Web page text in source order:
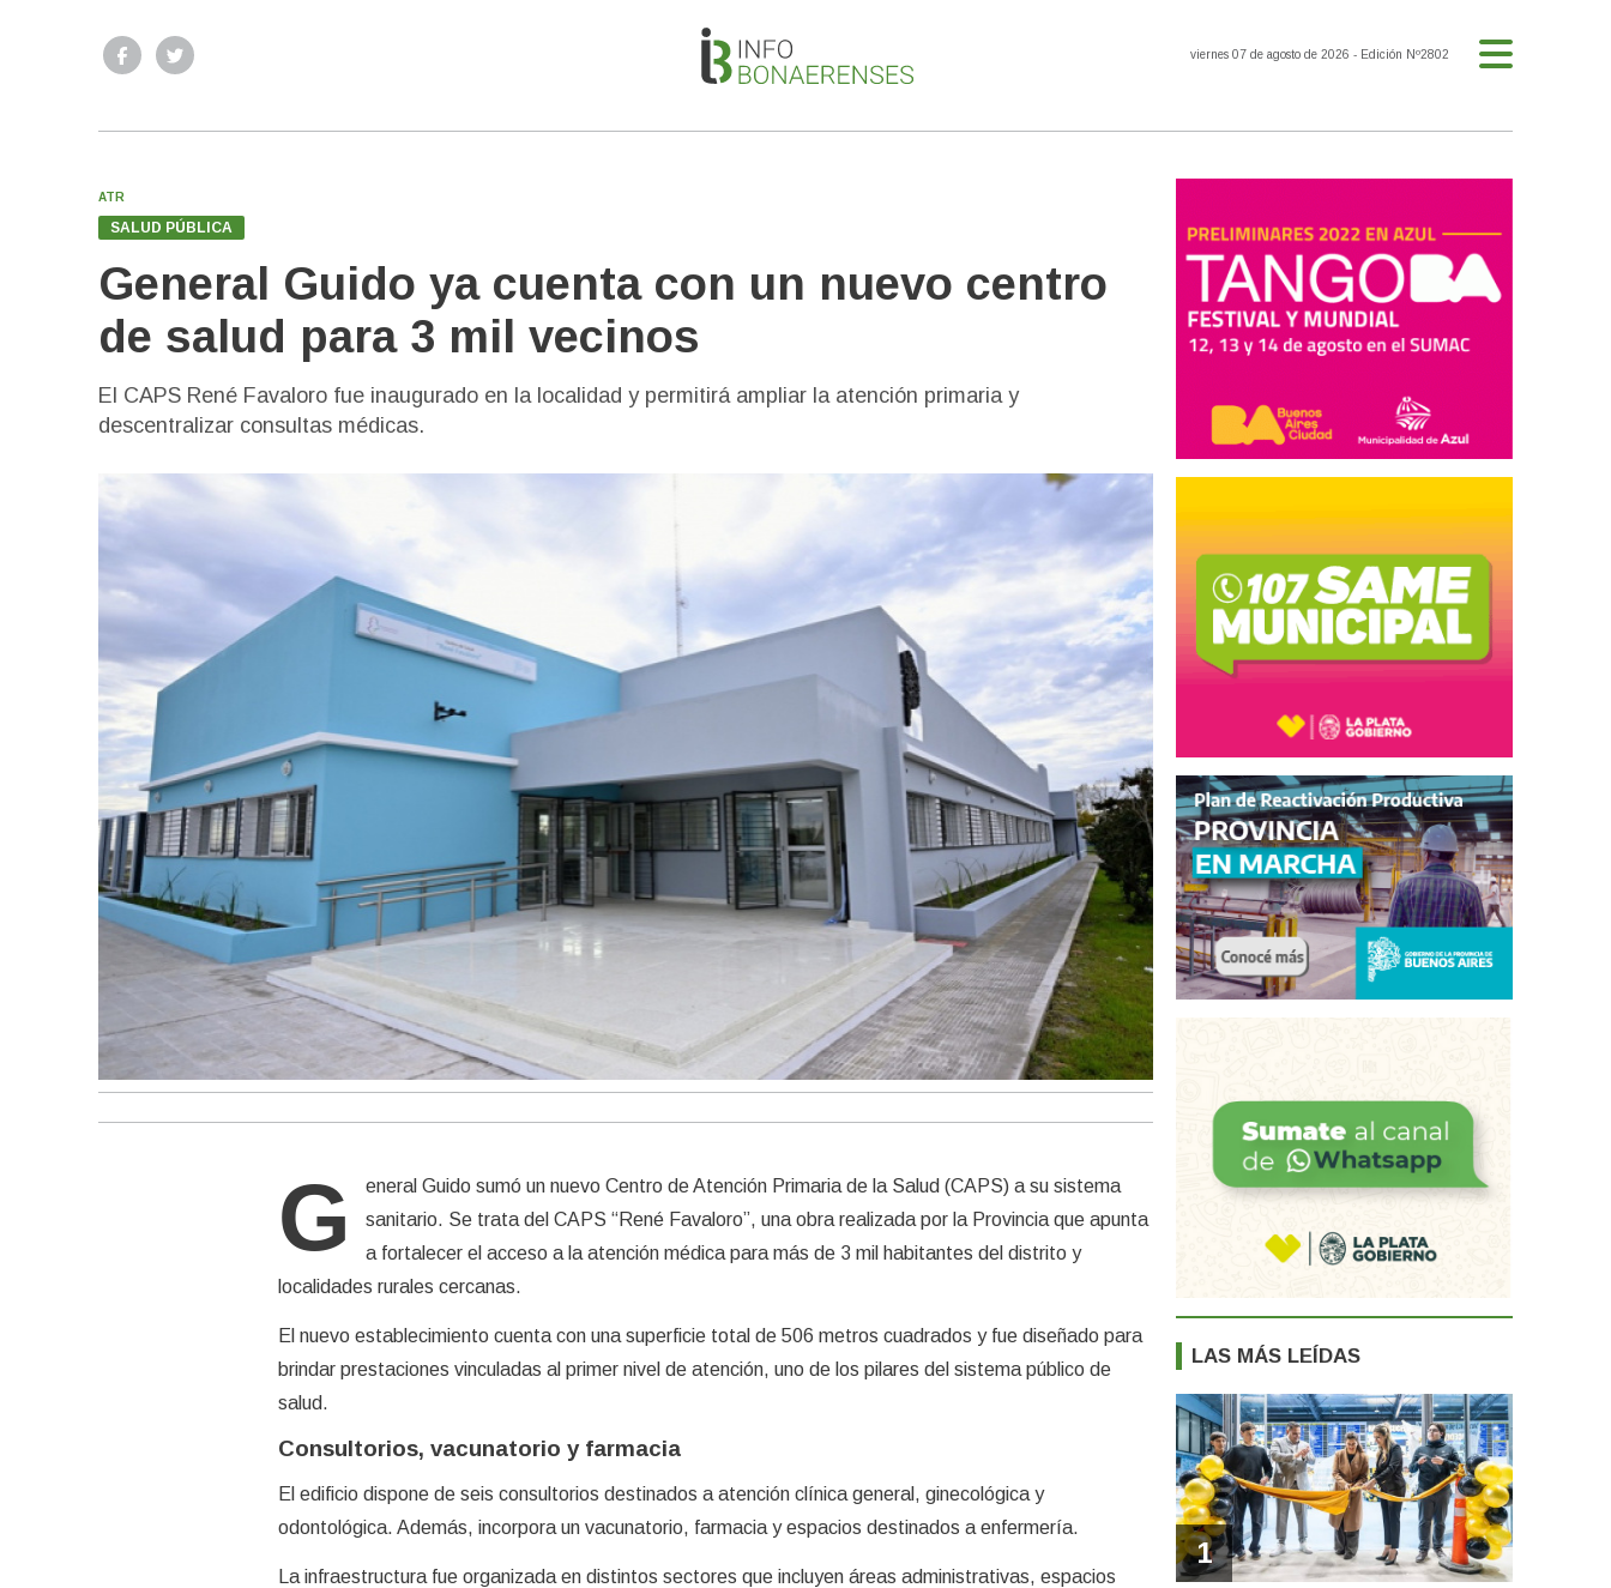
viernes 07 de agosto de 2026 - Edición Nº2802
ATR
SALUD PÚBLICA
General Guido ya cuenta con un nuevo centro
de salud para 3 mil vecinos
El CAPS René Favaloro fue inaugurado en la localidad y permitirá ampliar la atención primaria y
descentralizar consultas médicas.
G
eneral Guido sumó un nuevo Centro de Atención Primaria de la Salud (CAPS) a su sistema
sanitario. Se trata del CAPS “René Favaloro”, una obra realizada por la Provincia que apunta
a fortalecer el acceso a la atención médica para más de 3 mil habitantes del distrito y
localidades rurales cercanas.
El nuevo establecimiento cuenta con una superficie total de 506 metros cuadrados y fue diseñado para
brindar prestaciones vinculadas al primer nivel de atención, uno de los pilares del sistema público de
salud.
Consultorios, vacunatorio y farmacia
El edificio dispone de seis consultorios destinados a atención clínica general, ginecológica y
odontológica. Además, incorpora un vacunatorio, farmacia y espacios destinados a enfermería.
La infraestructura fue organizada en distintos sectores que incluyen áreas administrativas, espacios
LAS MÁS LEÍDAS
1